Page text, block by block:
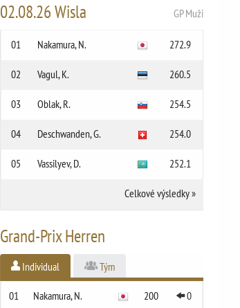
02.08.26 Wisla GP Muži
01 Nakamura, N. 272.9
02 Vagul, K. 260.5
03 Oblak, R. 254.5
04 Deschwanden, G. 254.0
05 Vassilyev, D. 252.1
Celkové výsledky»
Grand-Prix Herren
Individual Tým
01 Nakamura, N. 200 0